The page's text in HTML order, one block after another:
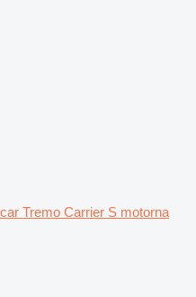
Tremo Carrier S motorna